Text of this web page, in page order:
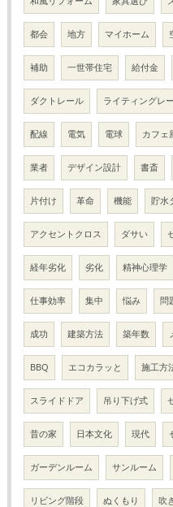
都会 地方 マイホーム
補助 一世帯住宅 給付金
ダクトレール ライティングレ
配線 電気 電球 カフェ
業者 デザイン設計 書斎
片付け 革命 機能 貯水
アクセントクロス ダサい
経年劣化 劣化 精神心理学
仕事効率 集中 悩み 問
成功 建築方法 築年数
BBQ エコカラッと 施工方
スライドドア 吊り下げ式
昔の家 日本文化 現代
ガーデンルーム サンルーム
リビング階段 ぬくもり 吹